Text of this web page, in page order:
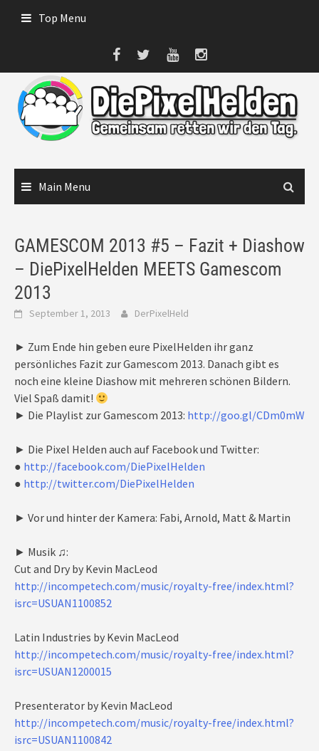
Top Menu
Main Menu
GAMESCOM 2013 #5 – Fazit + Diashow
– DiePixelHelden MEETS Gamescom
2013
September 1, 2013 DerPixelHeld
► Zum Ende hin geben eure PixelHelden ihr ganz
persönliches Fazit zur Gamescom 2013. Danach gibt es
noch eine kleine Diashow mit mehreren schönen Bildern.
Viel Spaß damit!
► Die Playlist zur Gamescom 2013: http://goo.gl/CDm0mW
► Die Pixel Helden auch auf Facebook und Twitter:
● http://facebook.com/DiePixelHelden
● http://twitter.com/DiePixelHelden
► Vor und hinter der Kamera: Fabi, Arnold, Matt & Martin
► Musik ♫:
Cut and Dry by Kevin MacLeod
http://incompetech.com/music/royalty-free/index.html?
isrc=USUAN1100852
Latin Industries by Kevin MacLeod
http://incompetech.com/music/royalty-free/index.html?
isrc=USUAN1200015
Presenterator by Kevin MacLeod
http://incompetech.com/music/royalty-free/index.html?
isrc=USUAN1100842